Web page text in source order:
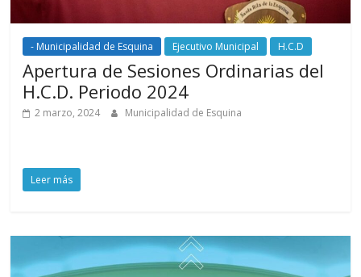
- Municipalidad de Esquina Ejecutivo Municipal H.C.D
Apertura de Sesiones Ordinarias del
H.C.D. Periodo 2024
2 marzo, 2024 Municipalidad de Esquina
Leer más